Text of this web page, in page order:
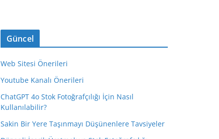
Güncel
Web Sitesi Önerileri
Youtube Kanalı Önerileri
ChatGPT 4o Stok Fotoğrafçılığı İçin Nasıl
Kullanılabilir?
Sakin Bir Yere Taşınmayı Düşünenlere Tavsiyeler